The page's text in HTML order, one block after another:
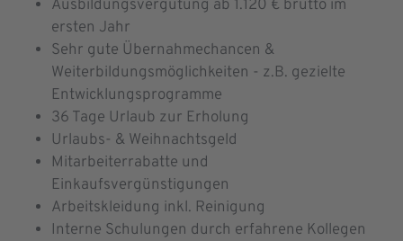
Ausbildungsvergütung ab 1.120 € brutto im
ersten Jahr
Sehr gute Übernahmechancen &
Weiterbildungsmöglichkeiten - z.B. gezielte
Entwicklungsprogramme
36 Tage Urlaub zur Erholung
Urlaubs- & Weihnachtsgeld
Mitarbeiterrabatte und
Einkaufsvergünstigungen
Arbeitskleidung inkl. Reinigung
Interne Schulungen durch erfahrene Kollegen